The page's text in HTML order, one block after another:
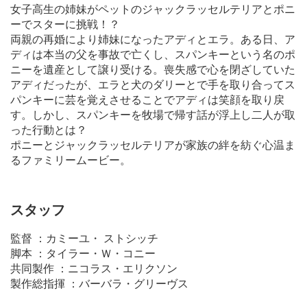
女子高生の姉妹がペットのジャックラッセルテリアとポニ
ーでスターに挑戦！？
両親の再婚により姉妹になったアディとエラ。ある日、ア
ディは本当の父を事故で亡くし、スパンキーという名のポ
ニーを遺産として譲り受ける。喪失感で心を閉ざしていた
アディだったが、エラと犬のダリーとで手を取り合ってス
パンキーに芸を覚えさせることでアディは笑顔を取り戻
す。しかし、スパンキーを牧場で帰す話が浮上し二人が取
った行動とは？
ポニーとジャックラッセルテリアが家族の絆を紡ぐ心温ま
るファミリームービー。
スタッフ
監督 ：カミーユ・ ストシッチ
脚本 ：タイラー・Ｗ・コニー
共同製作 ：ニコラス・エリクソン
製作総指揮 ：バーバラ・グリーヴス